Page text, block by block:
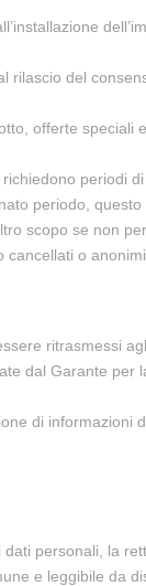
del
offerte speciali
periodi
periodo,
scopo se non
o
ritrasmessi
dal Garante per
di informazioni
personali, la
e leggibile da